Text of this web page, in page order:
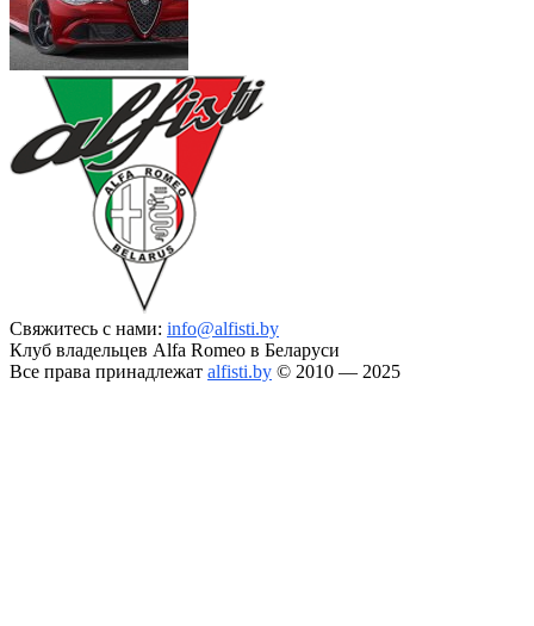
Свяжитесь с нами: info@alfisti.by
Клуб владельцев Alfa Romeo в Беларуси
Все права принадлежат alfisti.by © 2010 — 2025